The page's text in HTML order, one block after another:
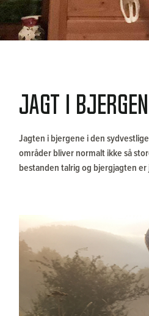
Jagt i
Jagten i bjergene i den
områder bliver normalt ikke så
bestanden talrig og bjergjagten